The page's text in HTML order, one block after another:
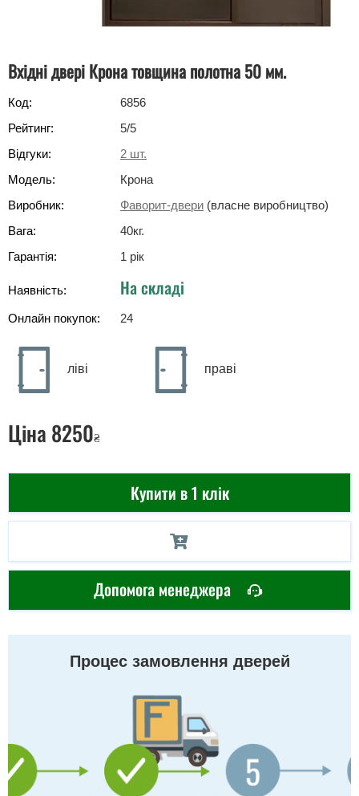
Вхідні двері Крона товщина полотна 50 мм.
Код:
6856
Рейтинг:
5/5
Відгуки:
2 шт.
Модель:
Крона
Виробник:
Фаворит-двери (власне виробництво)
Вага:
40кг.
Гарантія:
1 рік
Наявність: На складі
Онлайн покупок: 24
ліві праві
Ціна 8250₴
Купити в 1 клік
Допомога менеджера
Процес замовлення дверей